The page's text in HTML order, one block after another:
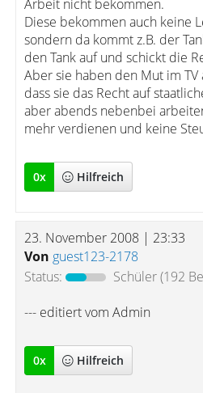
Arbeit nicht bekommen.
Diese bekommen auch keine
sondern da kommt z.B. der
den Tank auf und schickt die
Aber sie haben den Mut im TV
dass sie das Recht auf
aber abends nebenbei
mehr verdienen und keine
0x Hilfreich
23. November 2008 | 23:33
Von guest123-2178
Status:
Schüler(192
--- editiert vom Admin
0x Hilfreich